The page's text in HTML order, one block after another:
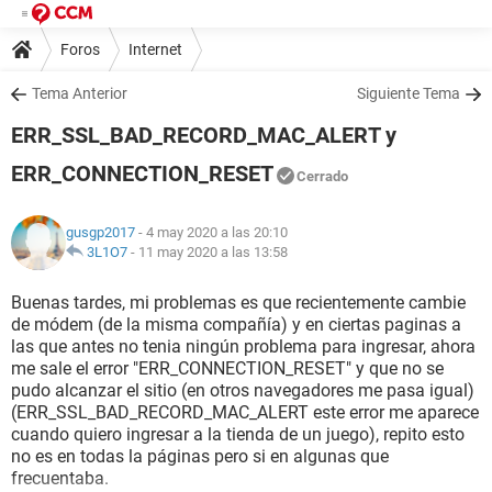
Foros Internet
Tema Anterior Siguiente Tema
ERR_SSL_BAD_RECORD_MAC_ALERT y
ERR_CONNECTION_RESET
Cerrado
gusgp2017 - 4 may 2020 a las 20:10
3L1O7 - 11 may 2020 a las 13:58
Buenas tardes, mi problemas es que recientemente cambie
de módem (de la misma compañía) y en ciertas paginas a
las que antes no tenia ningún problema para ingresar, ahora
me sale el error "ERR_CONNECTION_RESET" y que no se
pudo alcanzar el sitio (en otros navegadores me pasa igual)
(ERR_SSL_BAD_RECORD_MAC_ALERT este error me aparece
cuando quiero ingresar a la tienda de un juego), repito esto
no es en todas la páginas pero si en algunas que
frecuentaba.